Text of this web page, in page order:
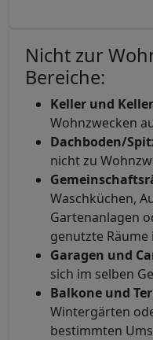
Nicht zur
Bereiche:
Keller und
Wohnzwecken
Dachboden/
nicht zu
Waschküchen,
Gartenanlagen
genutzte
Garagen und
sich im selben
Balkone und
Wintergärten
bestimmten